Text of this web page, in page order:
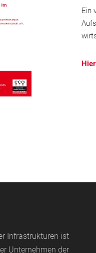
Ein
Infrastrukturen ist
Unternehmen der